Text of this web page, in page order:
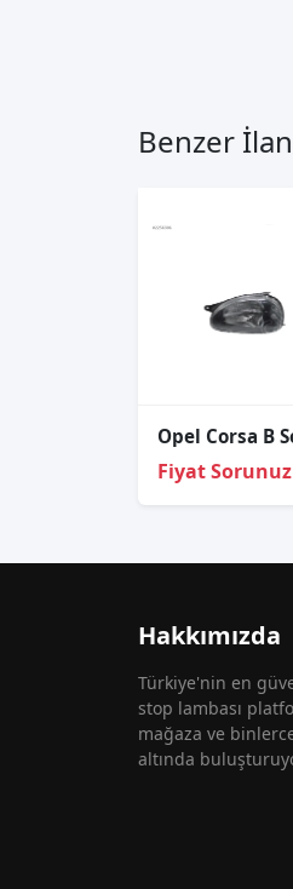
Benzer
Fiyat Sorunuz
Hakkımızda
Türkiye'nin en
stop lambası
mağaza ve
altında